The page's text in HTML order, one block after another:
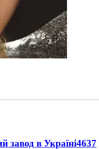
завод в Україні4637